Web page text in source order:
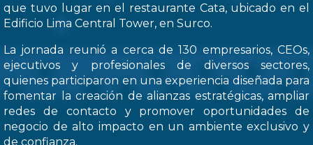
que tuvo lugar en el restaurante Cata, ubicado en el
Edificio Lima Central Tower, en Surco.
La jornada reunió a cerca de 130 empresarios, CEOs,
ejecutivos y profesionales de diversos sectores,
quienes participaron en una experiencia diseñada para
fomentar la creación de alianzas estratégicas, ampliar
redes de contacto y promover oportunidades de
negocio de alto impacto en un ambiente exclusivo y
de confianza.